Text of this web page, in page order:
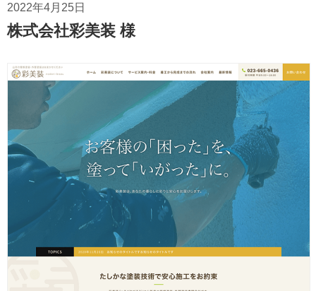
2022年4月25日
株式会社彩美装 様